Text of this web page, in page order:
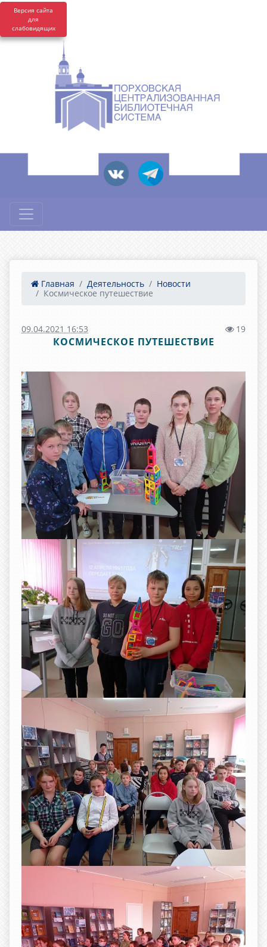
Версия сайта
для
слабовидящих
Главная Деятельность
Новости
Космическое путешествие
09.04.2021 16:53 19
КОСМИЧЕСКОЕ ПУТЕШЕСТВИЕ